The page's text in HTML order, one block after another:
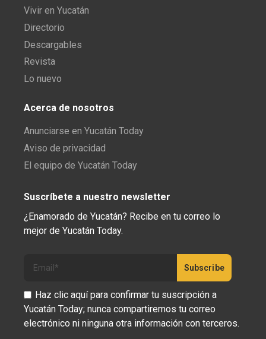
Vivir en Yucatán
Directorio
Descargables
Revista
Lo nuevo
Acerca de nosotros
Anunciarse en Yucatán Today
Aviso de privacidad
El equipo de Yucatán Today
Suscríbete a nuestro newsletter
¿Enamorado de Yucatán? Recibe en tu correo lo
mejor de Yucatán Today.
Haz clic aquí para confirmar tu suscripción a
Yucatán Today; nunca compartiremos tu correo
electrónico ni ninguna otra información con terceros.